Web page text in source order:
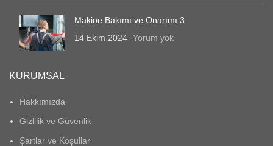
Makine Bakımı ve Onarımı 3
14 Ekim 2024 Yorum yok
KURUMSAL
Hakkımızda
Gizlilik ve Güvenlik
Şartlar ve Koşullar